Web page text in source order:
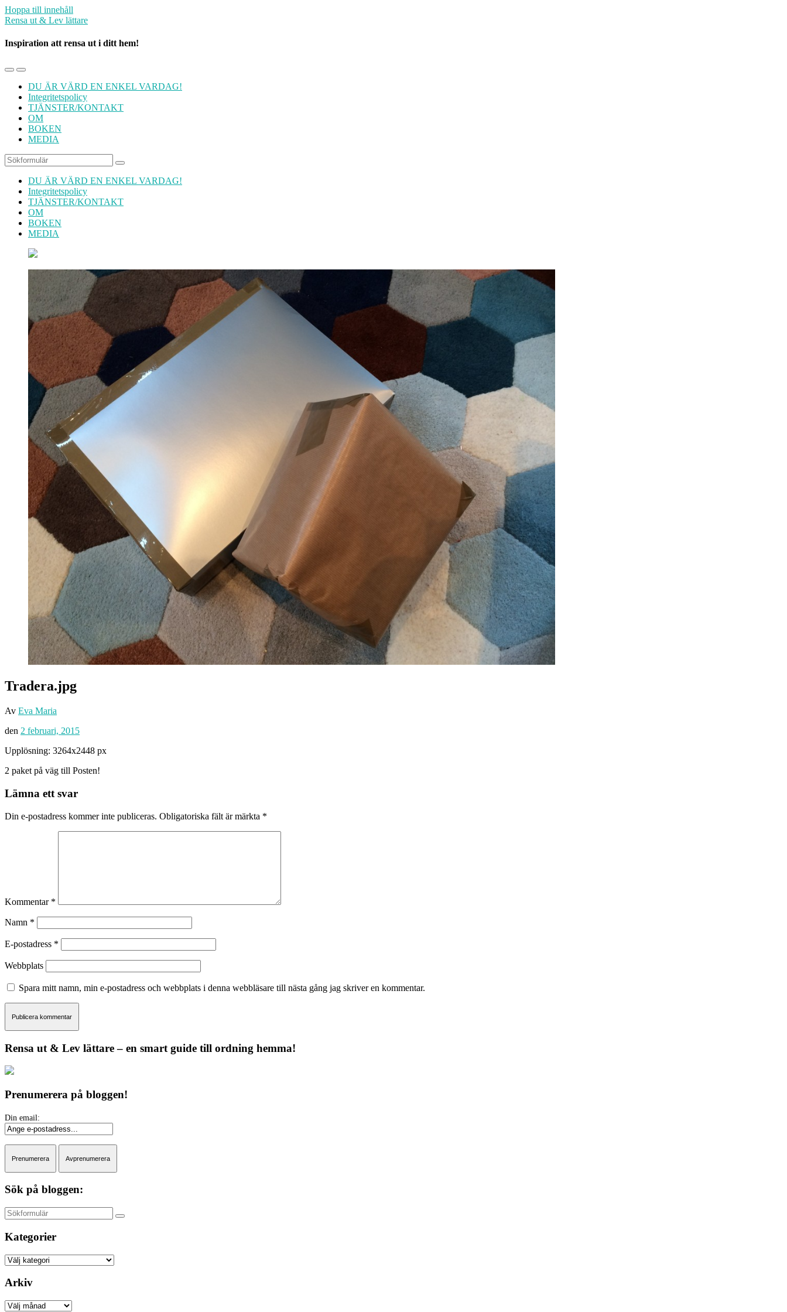
Hoppa till innehåll
Rensa ut & Lev lättare
Inspiration att rensa ut i ditt hem!
Slå
mobilmenyn
Slå
på/av
sökfältet
DU ÄR VÄRD EN ENKEL VARDAG!
Integritetspolicy
TJÄNSTER/KONTAKT
OM
BOKEN
MEDIA
Sök
DU ÄR VÄRD EN ENKEL VARDAG!
Integritetspolicy
TJÄNSTER/KONTAKT
OM
BOKEN
MEDIA
Tradera.jpg
Av Eva Maria
den 2 februari, 2015
Upplösning: 3264x2448 px
2 paket på väg till Posten!
Lämna ett svar
Din e-postadress kommer inte publiceras. Obligatoriska fält är märkta *
Kommentar *
Namn *
E-postadress *
Webbplats
Spara mitt namn, min e-postadress och webbplats i denna webbläsare till nästa gång jag skriver en kommentar.
Rensa ut & Lev lättare – en smart guide till ordning hemma!
Prenumerera på bloggen!
Sök på bloggen:
Sök
Kategorier
Kategorier
Arkiv
Arkiv